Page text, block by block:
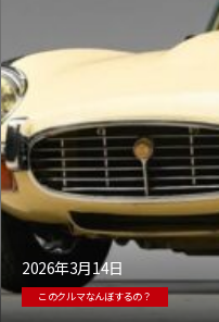
2026年3月14日
このクルマなんぼするの？